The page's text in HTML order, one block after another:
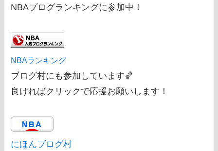
NBAブログランキングに参加中！
NBAランキング
ブログ村にも参加しています🏀
良ければクリックで応援お願いします！
にほんブログ村